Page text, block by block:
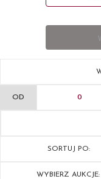
OD
SORTUJ PO:
WYBIERZ AUKCJE: